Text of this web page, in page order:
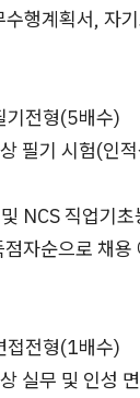
행계획서, 자
기전형(5배수)
필기 시험(인
NCS 직업기
자순으로 채
접전형(1배수)
실무 및 인성